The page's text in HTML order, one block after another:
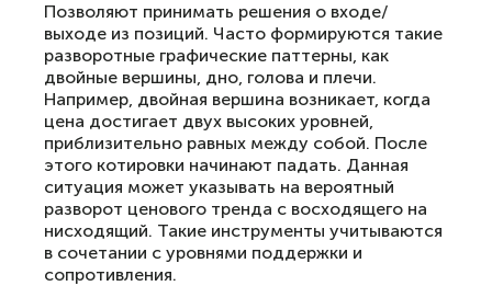
Позволяют принимать решения о входе/
выходе из позиций. Часто формируются такие
разворотные графические паттерны, как
двойные вершины, дно, голова и плечи.
Например, двойная вершина возникает, когда
цена достигает двух высоких уровней,
приблизительно равных между собой. После
этого котировки начинают падать. Данная
ситуация может указывать на вероятный
разворот ценового тренда с восходящего на
нисходящий. Такие инструменты учитываются
в сочетании с уровнями поддержки и
сопротивления.